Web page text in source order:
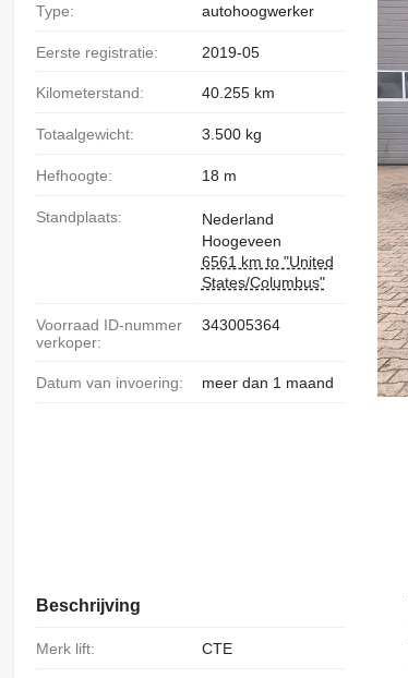
Type: autohoogwerker
Eerste registratie: 2019-05
Kilometerstand: 40.255 km
Totaalgewicht: 3.500 kg
Hefhoogte: 18 m
Standplaats:
Nederland
Hoogeveen
6561 km to "United
States/Columbus"
Voorraad ID-nummer
verkoper:
343005364
Datum van invoering: meer dan 1 maand
Beschrijving
Merk lift: CTE